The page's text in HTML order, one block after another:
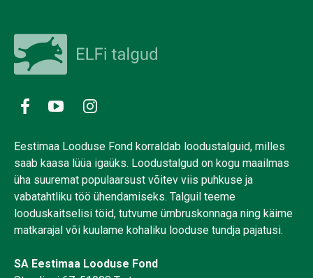
Eestimaa Looduse Fond korraldab loodustalguid, milles
saab kaasa lüüa igaüks. Loodustalgud on kogu maailmas
üha suuremat populaarsust võitev viis puhkuse ja
vabatahtliku töö ühendamiseks. Talguil teeme
looduskaitselisi töid, tutvume ümbruskonnaga ning käime
matkarajal või kuulame kohaliku looduse tundja pajatusi.
SA Eestimaa Looduse Fond